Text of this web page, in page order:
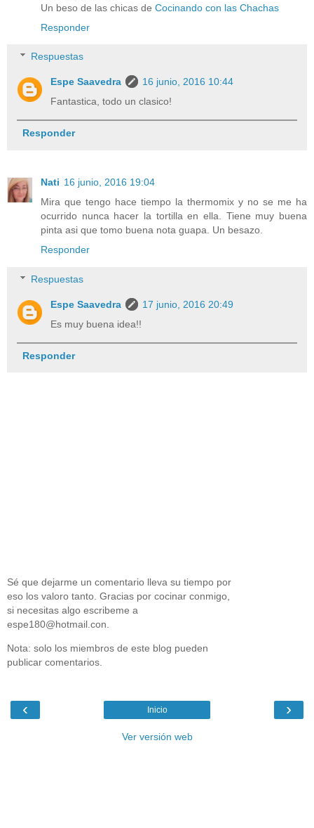
Un beso de las chicas de Cocinando con las Chachas
Responder
Respuestas
Espe Saavedra
16 junio, 2016 10:44
Fantastica, todo un clasico!
Responder
Nati 16 junio, 2016 19:04
Mira que tengo hace tiempo la thermomix y no se me ha
ocurrido nunca hacer la tortilla en ella. Tiene muy buena
pinta asi que tomo buena nota guapa. Un besazo.
Responder
Respuestas
Espe Saavedra
17 junio, 2016 20:49
Es muy buena idea!!
Responder
Sé que dejarme un comentario lleva su tiempo por
eso los valoro tanto. Gracias por cocinar conmigo,
si necesitas algo escribeme a
espe180@hotmail.con.
Nota: solo los miembros de este blog pueden
publicar comentarios.
‹ ›
Inicio
Ver versión web